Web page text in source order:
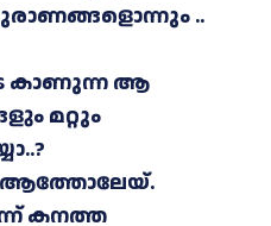
..
കാണുന്ന ആ
മറ്റും
ആത്തോലേയ്.
കനത്ത